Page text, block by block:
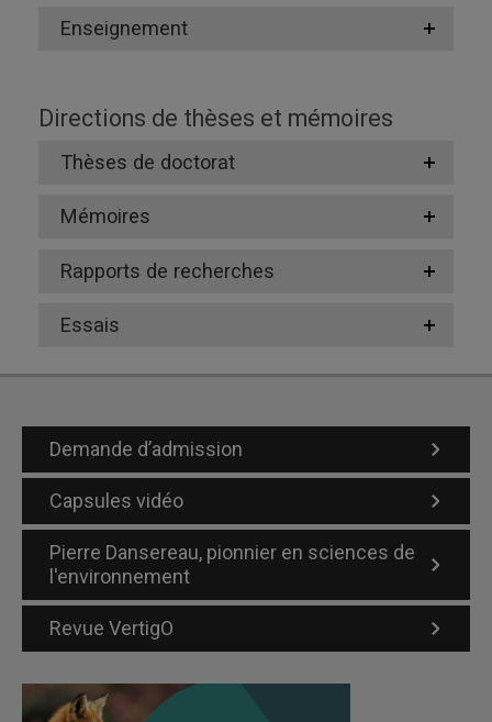
Enseignement
Directions de thèses et mémoires
Thèses de doctorat
Mémoires
Rapports de recherches
Essais
Demande d’admission
Capsules vidéo
Pierre Dansereau, pionnier en sciences de
l'environnement
Revue VertigO